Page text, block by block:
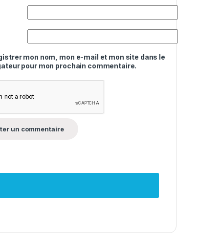
mon nom, mon e-mail et mon site dans le
pour mon prochain commentaire.